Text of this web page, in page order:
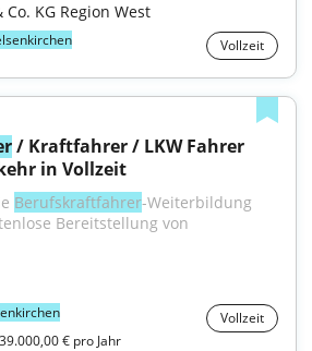
Co. KG Region West
Vollzeit
/ Kraftfahrer / LKW Fahrer
in Vollzeit
Berufskraftfahrer-Weiterbildung
Bereitstellung von
Vollzeit
€ pro Jahr